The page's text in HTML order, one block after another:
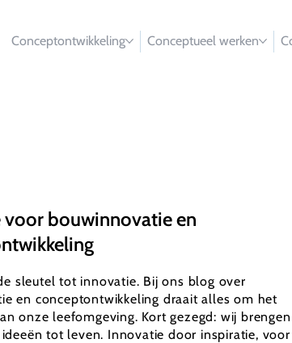
Conceptontwikkeling Conceptueel werken
voor bouwinnovatie en
sleutel tot innovatie. Bij ons blog over
en conceptontwikkeling draait alles om het
onze leefomgeving. Kort gezegd: wij brengen
tot leven. Innovatie door inspiratie, voor